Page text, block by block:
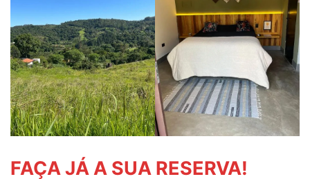
FAÇA JÁ A SUA RESERVA!